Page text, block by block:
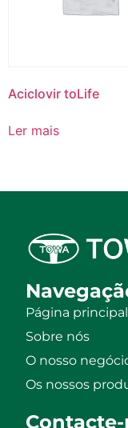
Aciclovir toLife
Ler mais
Página principal
Sobre nós
O nosso
Os nossos